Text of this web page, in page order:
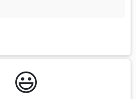
😃️